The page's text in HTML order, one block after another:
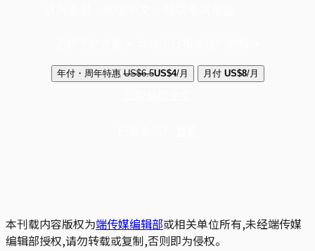
年付・周年特惠 US$6.5US$4/月 月付 US$8/月
本刊载内容版权为端传媒编辑部或相关单位所有,未经端传媒
编辑部授权,请勿转载或复制,否则即为侵权。